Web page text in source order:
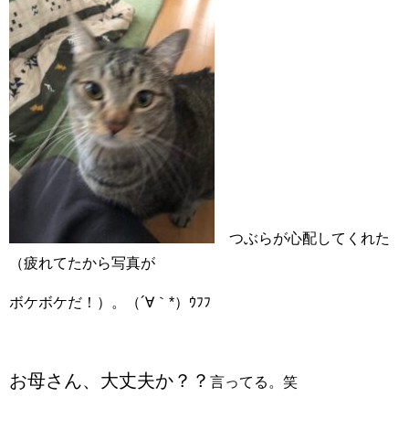
つぶらが心配してくれた
（疲れてたから写真が
ボケボケだ！）。（´∀｀*）ｳﾌﾌ
お母さん、大丈夫か？？ 言ってる。笑